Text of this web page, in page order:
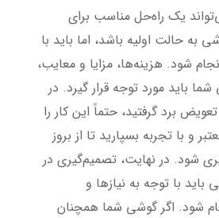
یک راه‌حل مناسب برای
به حالت اولیه باشد، اما باید با
شود. هزینه‌ها، مزایا و معایب،
باید مورد توجه قرار گیرد. در
برد گرفتید، حتماً این کار را
و با تجربه بسپارید تا از بروز
شود. در نهایت، تصمیم‌گیری در
با توجه به نیازها و
شود. اگر گوشی شما همچنان